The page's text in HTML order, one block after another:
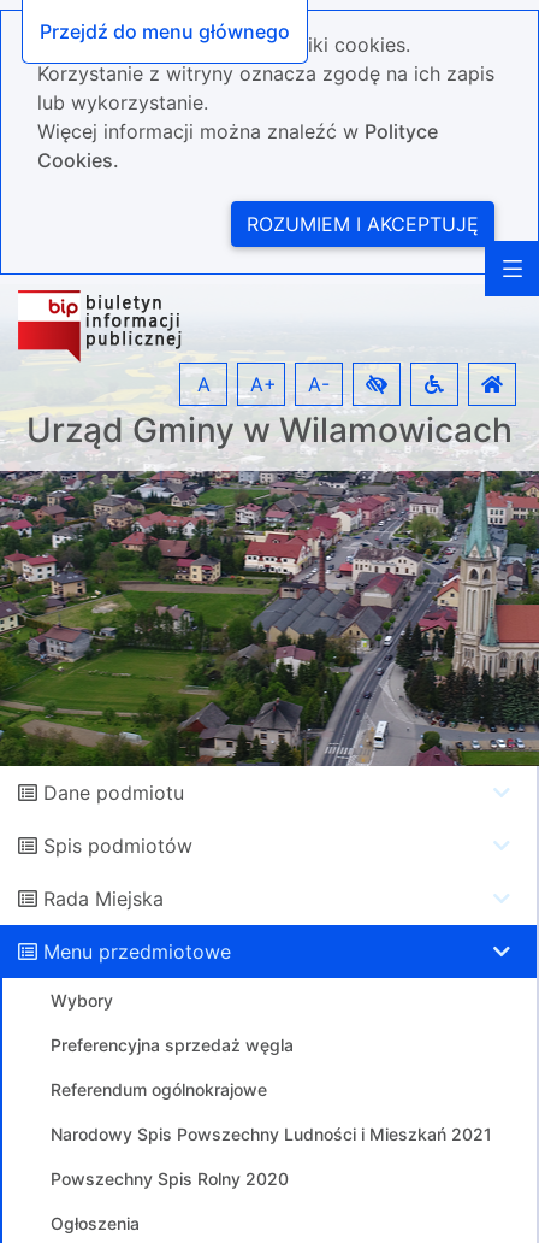
Przejdź do menu głównego
Nasza strona wykorzystuje pliki cookies.
Korzystanie z witryny oznacza zgodę na ich zapis
lub wykorzystanie.
Więcej informacji można znaleźć w Polityce
Cookies.
ROZUMIEM I AKCEPTUJĘ
Urząd Gminy w Wilamowicach
A A+ A-
Dane podmiotu
Spis podmiotów
Rada Miejska
Menu przedmiotowe
Wybory
Preferencyjna sprzedaż węgla
Referendum ogólnokrajowe
Narodowy Spis Powszechny Ludności i Mieszkań 2021
Powszechny Spis Rolny 2020
Ogłoszenia